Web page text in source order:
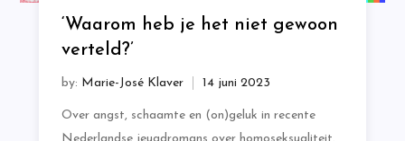
‘Waarom heb je het niet gewoon
verteld?’
by: Marie-José Klaver
Over angst, schaamte en (on)geluk in recente